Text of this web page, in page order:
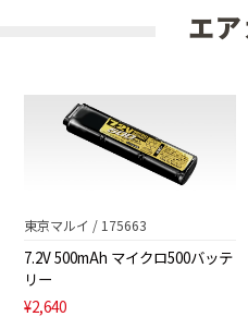
エ
東京マルイ / 175663
7.2V 500mAh マイクロ500バッテ
リー
¥2,640